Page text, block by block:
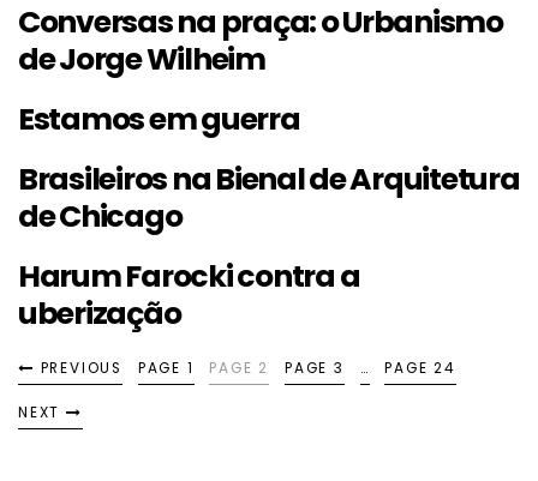
Conversas na praça: o Urbanismo
de Jorge Wilheim
Estamos em guerra
Brasileiros na Bienal de Arquitetura
de Chicago
Harum Farocki contra a
uberização
PREVIOUS PAGE 1 PAGE 2 PAGE 3 … PAGE 24
NEXT